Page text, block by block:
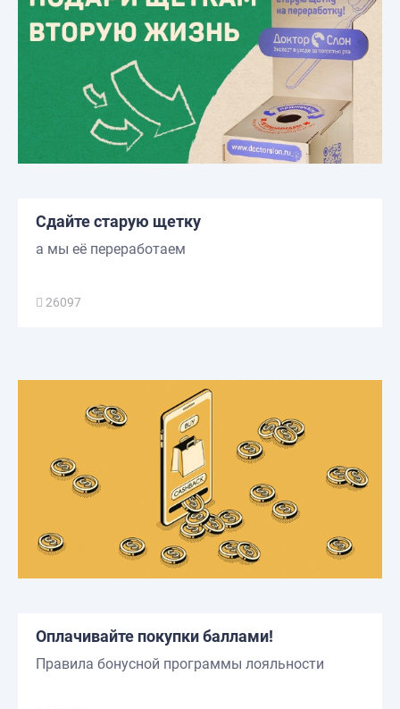
Сдайте старую щетку
а мы её переработаем
26097
Оплачивайте покупки баллами!
Правила бонусной программы лояльности